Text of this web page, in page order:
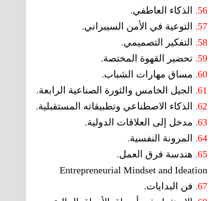
56.
الذكاء العاطفي.
57.
التوعية في الأمن السيبراني.
58.
التفكير التصميمي.
59. تحضير القهوة المختصة.
60. مساق مهارات الشباب.
61.
الجيل الخامس والثورة الصناعية الرابعة.
62.
الذكاء الاصطناعي وتطبيقاته المستقبلية.
63. مدخل إلى العلاقات الدولية.
64.
المرونة النفسية.
65. هندسة فرق العمل.
Entrepreneurial Mindset and Ideation
67. فن البدايات.